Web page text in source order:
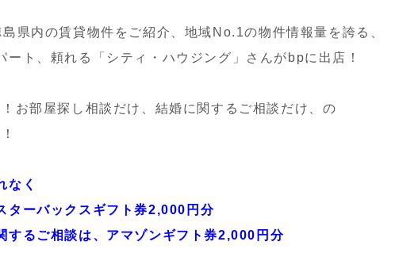
県内の賃貸物件をご紹介、地域No.1の物件情報量を誇る、
ート、頼れる「シティ・ハウジング」さんがbpに出店！
お部屋探し相談だけ、結婚に関するご相談だけ、の
なく
ターバックスギフト券2,000円分
するご相談は、アマゾンギフト券2,000円分